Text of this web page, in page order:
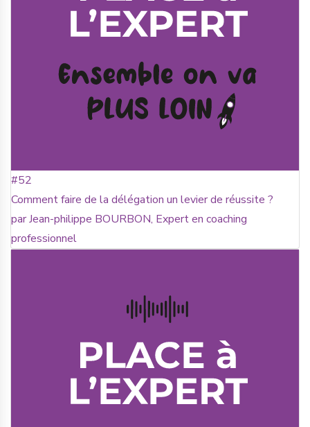
#52
Comment faire de la délégation un levier de réussite ?
par Jean-philippe BOURBON, Expert en coaching
professionnel